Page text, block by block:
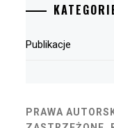
Publikacje
PRAWA